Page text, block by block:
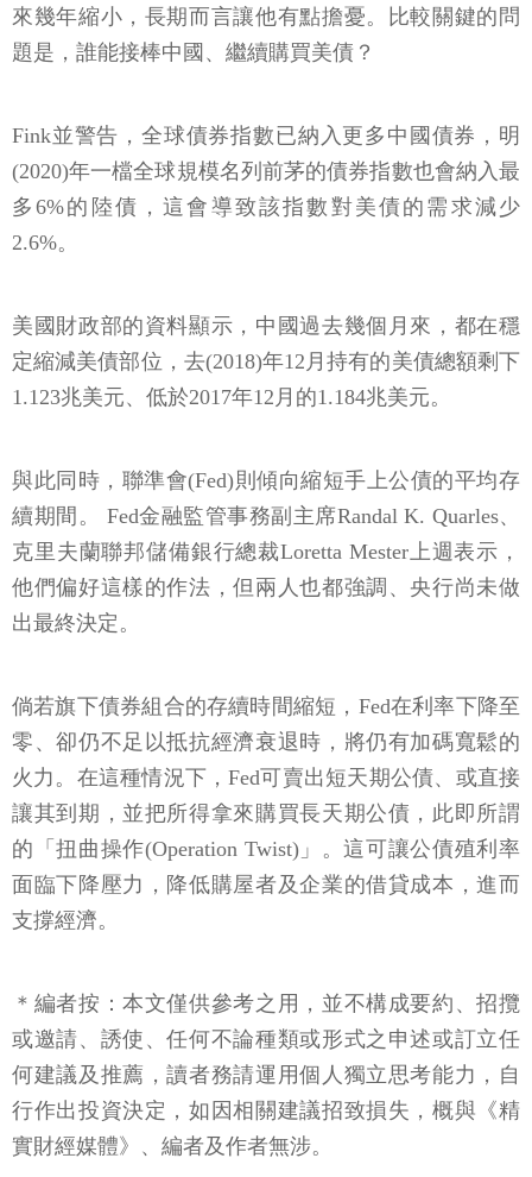
來幾年縮小，長期而言讓他有點擔憂。比較關鍵的問
題是，誰能接棒中國、繼續購買美債？
Fink並警告，全球債券指數已納入更多中國債券，明
(2020)年一檔全球規模名列前茅的債券指數也會納入最
多6%的陸債，這會導致該指數對美債的需求減少
2.6%。
美國財政部的資料顯示，中國過去幾個月來，都在穩
定縮減美債部位，去(2018)年12月持有的美債總額剩下
1.123兆美元、低於2017年12月的1.184兆美元。
與此同時，聯準會(Fed)則傾向縮短手上公債的平均存
續期間。 Fed金融監管事務副主席Randal K. Quarles、
克里夫蘭聯邦儲備銀行總裁Loretta Mester上週表示，
他們偏好這樣的作法，但兩人也都強調、央行尚未做
出最終決定。
倘若旗下債券組合的存續時間縮短，Fed在利率下降至
零、卻仍不足以抵抗經濟衰退時，將仍有加碼寬鬆的
火力。在這種情況下，Fed可賣出短天期公債、或直接
讓其到期，並把所得拿來購買長天期公債，此即所謂
的「扭曲操作(Operation Twist)」。這可讓公債殖利率
面臨下降壓力，降低購屋者及企業的借貸成本，進而
支撐經濟。
＊編者按：本文僅供參考之用，並不構成要約、招攬
或邀請、誘使、任何不論種類或形式之申述或訂立任
何建議及推薦，讀者務請運用個人獨立思考能力，自
行作出投資決定，如因相關建議招致損失，概與《精
實財經媒體》、編者及作者無涉。